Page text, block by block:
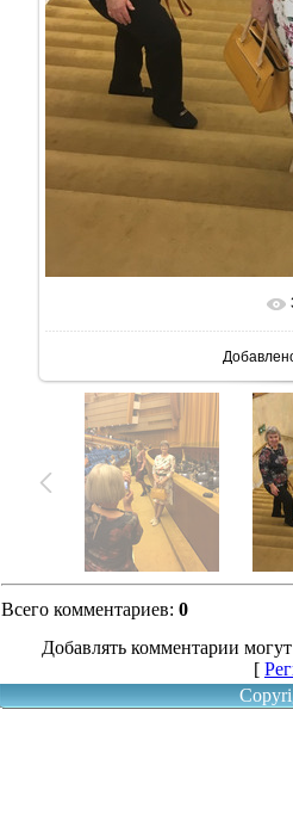
В
Всего комментариев: 0
Добавлять комментарии
[